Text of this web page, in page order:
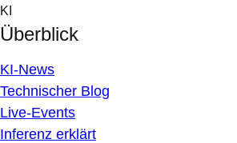
Skip
to
content
KI
Überblick
KI-News
Technischer Blog
Live-Events
Inferenz erklärt